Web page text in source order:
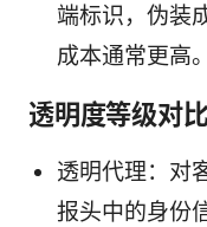
端标识，伪装
成本通常更高。
透明度等级对
透明代理：对
报头中的身份